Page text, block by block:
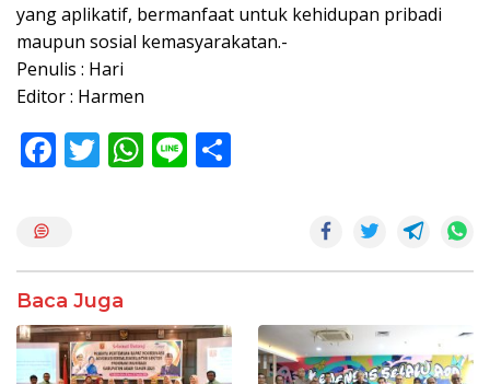
yang aplikatif, bermanfaat untuk kehidupan pribadi
maupun sosial kemasyarakatan.-
Penulis : Hari
Editor : Harmen
F
o
o
k
T W
p
p
Li
Baca Juga